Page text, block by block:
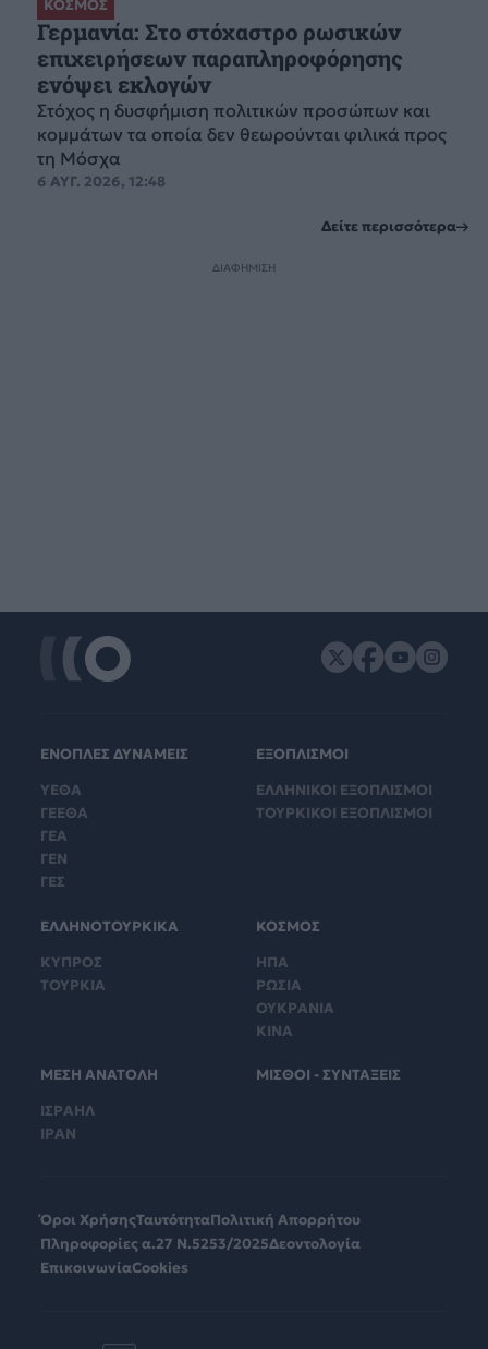
ΚΟΣΜΟΣ
Γερμανία: Στο στόχαστρο ρωσικών
επιχειρήσεων παραπληροφόρησης
ενόψει εκλογών
Στόχος η δυσφήμιση πολιτικών προσώπων και
κομμάτων τα οποία δεν θεωρούνται φιλικά προς
τη Μόσχα
6 ΑΥΓ. 2026, 12:48
Δείτε περισσότερα
ΔΙΑΦΗΜΙΣΗ
ΕΝΟΠΛΕΣ ΔΥΝΑΜΕΙΣ
ΥΕΘΑ
ΓΕΕΘΑ
ΓΕΑ
ΓΕΝ
ΓΕΣ
ΕΞΟΠΛΙΣΜΟΙ
ΕΛΛΗΝΙΚΟΙ ΕΞΟΠΛΙΣΜΟΙ
ΤΟΥΡΚΙΚΟΙ ΕΞΟΠΛΙΣΜΟΙ
ΕΛΛΗΝΟΤΟΥΡΚΙΚΑ
ΚΥΠΡΟΣ
ΤΟΥΡΚΙΑ
ΚΟΣΜΟΣ
ΗΠΑ
ΡΩΣΙΑ
ΟΥΚΡΑΝΙΑ
ΚΙΝΑ
ΜΕΣΗ ΑΝΑΤΟΛΗ
ΙΣΡΑΗΛ
ΙΡΑΝ
ΜΙΣΘΟΙ - ΣΥΝΤΑΞΕΙΣ
Όροι ΧρήσηςΤαυτότηταΠολιτική Απορρήτου
Πληροφορίες α.27 Ν.5253/2025Δεοντολογία
ΕπικοινωνίαCookies